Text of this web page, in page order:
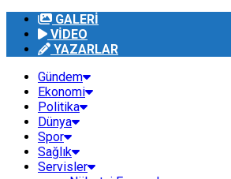
GALERİ
VİDEO
YAZARLAR
Gündem
Ekonomi
Politika
Dünya
Spor
Sağlık
Servisler